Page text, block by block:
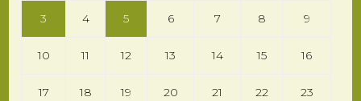
3 4 5 6 7 8 9
10 11 12 13 14 15 16
17 18 19 20 21 22 23